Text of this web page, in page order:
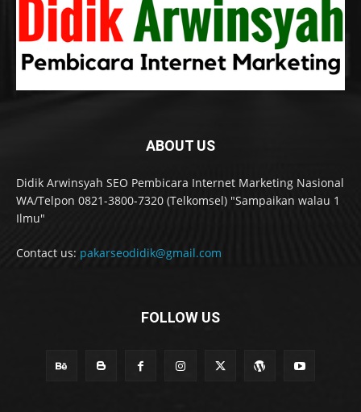
ABOUT US
Didik Arwinsyah SEO Pembicara Internet Marketing Nasional
WA/Telpon 0821-3800-7320 (Telkomsel) "Sampaikan walau 1
Ilmu"
Contact us: pakarseodidik@gmail.com
FOLLOW US